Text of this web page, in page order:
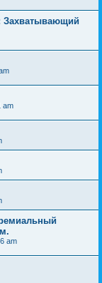
Захватывающий
am
am